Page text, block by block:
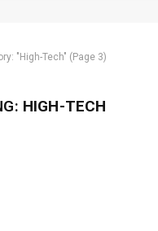
"High-Tech" (Page 3)
HIGH-TECH